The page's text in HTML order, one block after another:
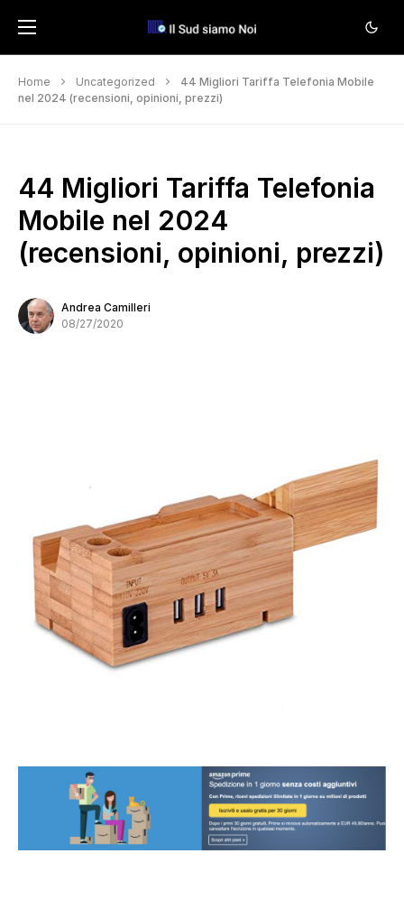
Home Uncategorized
44 Migliori Tariffa Telefonia Mobile
nel 2024 (recensioni, opinioni, prezzi)
44 Migliori Tariffa Telefonia
Mobile nel 2024
(recensioni, opinioni, prezzi)
Andrea Camilleri
08/27/2020